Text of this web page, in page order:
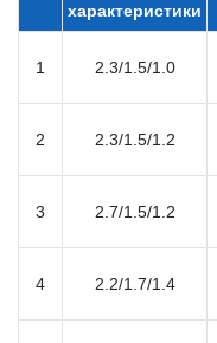
характеристики
1 2.3/1.5/1.0
2 2.3/1.5/1.2
3 2.7/1.5/1.2
4 2.2/1.7/1.4